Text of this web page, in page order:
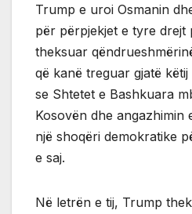
Trump e uroi Osmanin
për përpjekjet e tyre drejt
theksuar
që kanë treguar gjatë
se Shtetet e Bashkuara
Kosovën dhe angazhimin
një shoqëri demokratike
e saj.
Në letrën e tij, Trump